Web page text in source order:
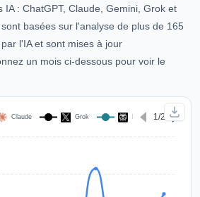
IA : ChatGPT, Claude, Gemini, Grok et
basées sur l'analyse de plus de 165
l'IA et sont mises à jour
un mois ci-dessous pour voir le